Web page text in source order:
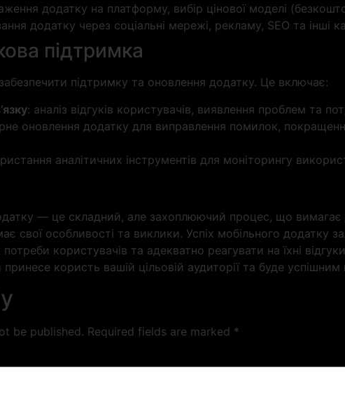
додатку на платформу, вибір цінової моделі
додатку через соціальні мережі, рекламу, SEO та інші
підтримка
підтримку та оновлення додатку. Це включає:
: аналіз відгуків користувачів, виявлення проблем та
оновлення додатку для виправлення помилок,
аналітичних інструментів для моніторингу
— це складний, але захоплюючий процес, що вимагає
свої особливості та виклики. Успіх мобільного додатку
потреби користувачів та адекватно реагувати на їхні
користь вашій цільовій аудиторії та буде успішним
be published. Required fields are marked *